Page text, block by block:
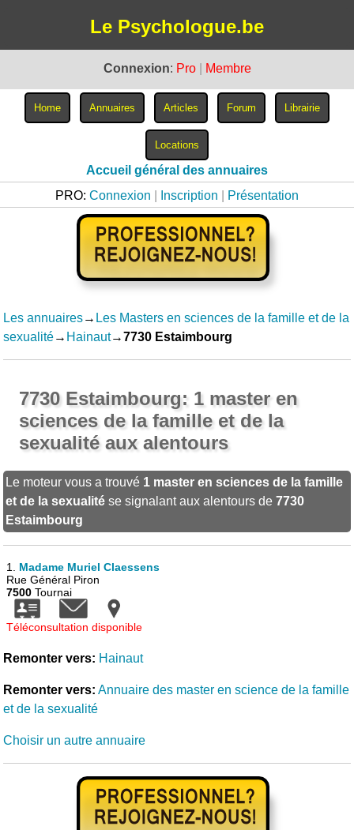
Le Psychologue.be
Connexion: Pro Membre
Accueil général des annuaires
PRO: Connexion Inscription Présentation
Les annuaires→ Les Masters en sciences de la famille et de la
sexualité→ Hainaut→7730 Estaimbourg
7730 Estaimbourg: 1 master en
sciences de la famille et de la
sexualité aux alentours
Le moteur vous a trouvé 1 master en sciences de la famille
et de la sexualité se signalant aux alentours de7730
Estaimbourg
1. Madame Muriel Claessens
Rue Général Piron
7500 Tournai
Téléconsultation disponible
Remonter vers: Hainaut
Remonter vers: Annuaire des master en science de la famille
et de la sexualité
Choisir un autre annuaire